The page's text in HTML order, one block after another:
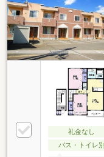
礼金なし
バス・トイレ別